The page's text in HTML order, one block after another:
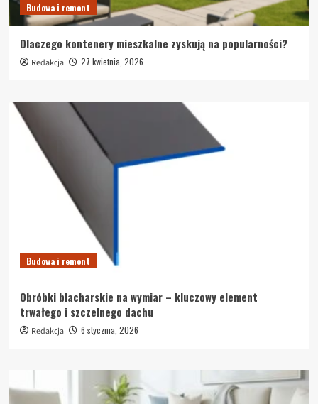
Budowa i remont
Dlaczego kontenery mieszkalne zyskują na popularności?
Redakcja 27 kwietnia, 2026
Budowa i remont
Obróbki blacharskie na wymiar – kluczowy element
trwałego i szczelnego dachu
Redakcja 6 stycznia, 2026